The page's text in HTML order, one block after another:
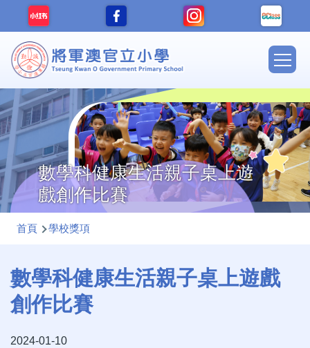
移至主內容
Main
數學科健康生活親子桌上遊
戲創作比賽
導
連
結
首頁 學校獎項
數學科健康生活親子桌上遊戲
創作比賽
2024-01-10